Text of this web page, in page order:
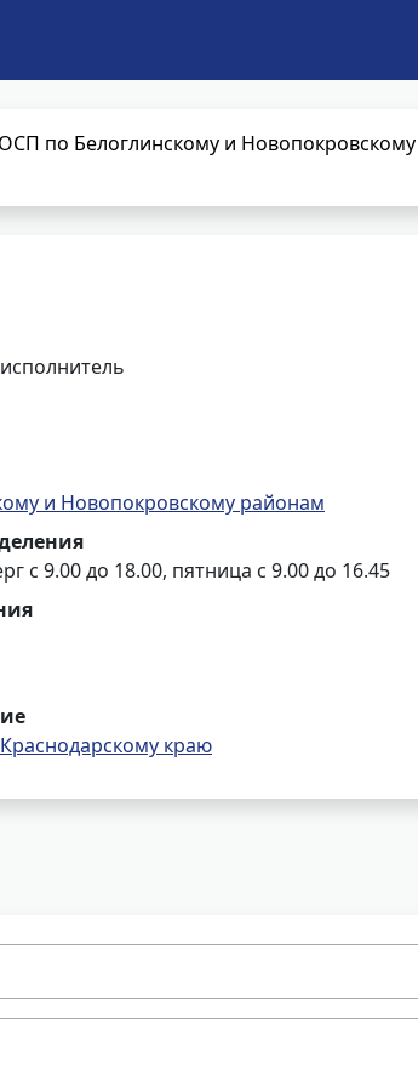
ОСП по Белоглинскому и
и Новопокровскому районам
с 9.00 до 18.00, пятница с 9.00 до 16.45
краю